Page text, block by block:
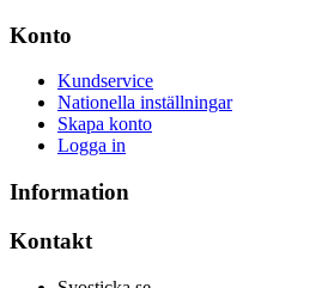
Konto
Kundservice
Nationella inställningar
Skapa konto
Logga in
Information
Kontakt